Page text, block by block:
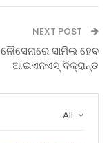
NEXT POST
ନୌସେନାରେ ସାମିଲ ହେବ
ଆଇଏନଏସ୍‌ ବିକ୍ରାନ୍ତ
All